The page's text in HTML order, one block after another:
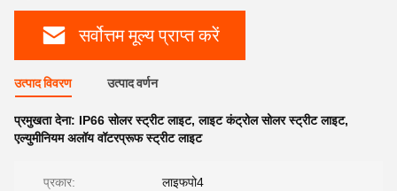
सर्वोत्तम मूल्य प्राप्त करें
उत्पाद विवरण उत्पाद वर्णन
प्रमुखता देना: IP66 सोलर स्ट्रीट लाइट,लाइट कंट्रोल सोलर स्ट्रीट लाइट,
एल्युमीनियम अलॉय वॉटरप्रूफ स्ट्रीट लाइट
प्रकार: लाइफपो4